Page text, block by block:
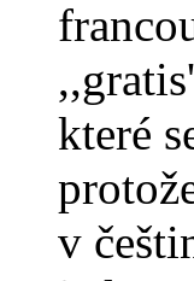
které
v